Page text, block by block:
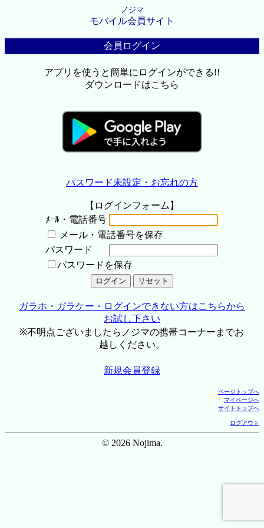
ノジマ
モバイル会員サイト
会員ログイン
アプリを使うと簡単にログインができる!!
ダウンロードはこちら
パスワード未設定・お忘れの方
【ログインフォーム】
ﾒｰﾙ・電話番号
メール・電話番号を保存
パスワード
パスワードを保存
ガラホ・ガラケー・ログインできない方はこちらから
お試し下さい
※不明点ございましたらノジマの携帯コーナーまでお
越しください。
新規会員登録
ページトップへ
マイページへ
サイトトップへ
ログアウト
© 2026 Nojima.